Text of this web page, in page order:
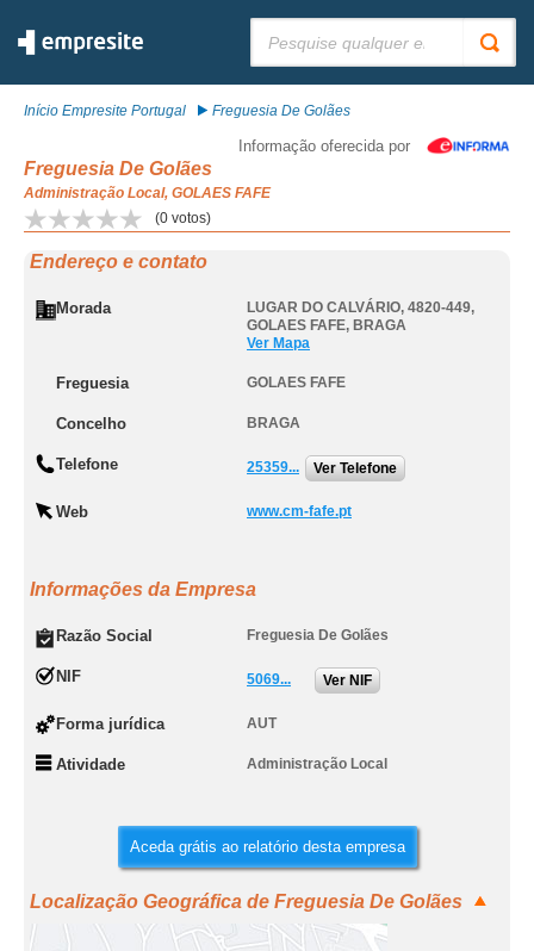
Início Empresite Portugal Freguesia De Golães
Informação oferecida por
Freguesia De Golães
Administração Local, GOLAES FAFE
(0 votos)
Endereço e contato
Morada LUGAR DO CALVÁRIO, 4820-449,
GOLAES FAFE, BRAGA
Ver Mapa
Freguesia GOLAES FAFE
Concelho BRAGA
Telefone 25359... Ver Telefone
Web www.cm-fafe.pt
Informações da Empresa
Razão Social Freguesia De Golães
NIF 5069... Ver NIF
Forma jurídica AUT
Atividade Administração Local
Aceda grátis ao relatório desta empresa
Localização Geográfica de Freguesia De Golães